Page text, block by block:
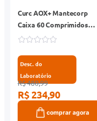
Curc AOX+ Mantecorp
Caixa 60 Comprimidos
Revestidos
Desc. do
Laboratório
R$ 480,99
R$ 234,90
comprar agora